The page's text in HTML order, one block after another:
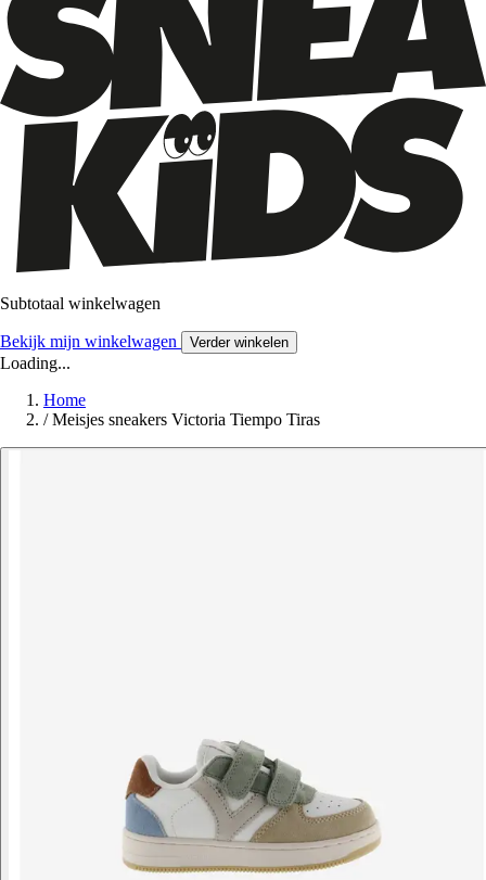
Subtotaal winkelwagen
Bekijk mijn winkelwagen Verder winkelen
Loading...
Home
/ Meisjes sneakers Victoria Tiempo Tiras